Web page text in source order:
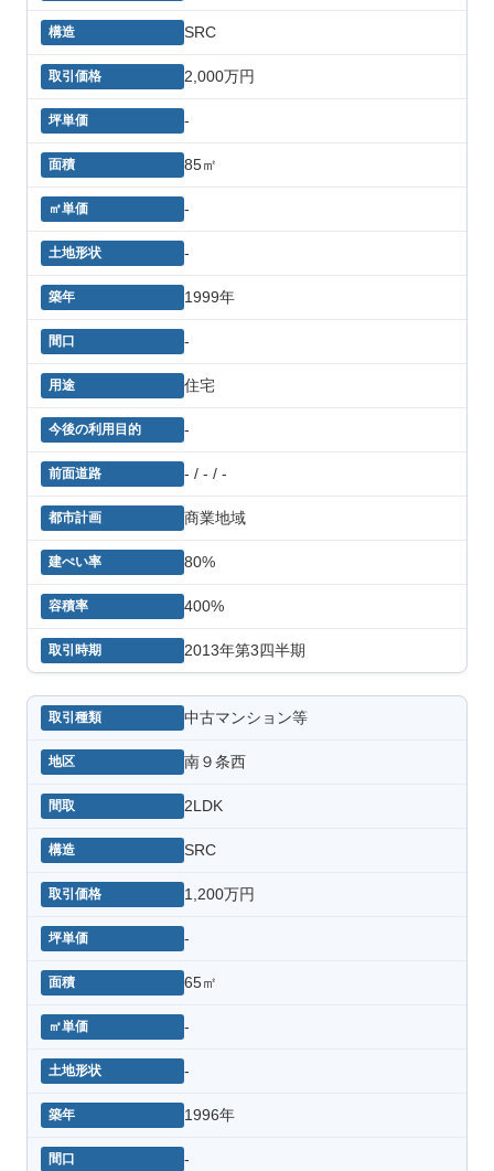
SRC
2,000万円
-
85㎡
-
-
1999年
-
住宅
-
- / - / -
商業地域
80%
400%
2013年第3四半期
中古マンション等
南９条西
2LDK
SRC
1,200万円
-
65㎡
-
-
1996年
-